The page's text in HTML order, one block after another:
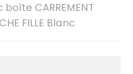
CARREMENT
FILLE Blanc